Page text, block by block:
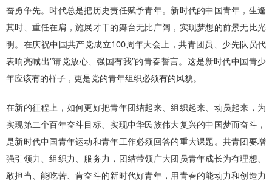
奋勇争先。时代总是把历史责任赋予青年。新时代的中国青年，生逢
其时、重任在肩，施展才干的舞台无比广阔，实现梦想的前景无比光
明。在庆祝中国共产党成立100周年大会上，共青团员、少先队员代
表响亮喊出“请党放心、强国有我”的青春誓言。这是新时代中国青少
年应该有的样子，更是党的青年组织必须有的风貌。
在新的征程上，如何更好把青年团结起来、组织起来、动员起来，为
实现第二个百年奋斗目标、实现中华民族伟大复兴的中国梦而奋斗，
是新时代中国青年运动和青年工作必须回答的重大课题。共青团要增
强引领力、组织力、服务力，团结带领广大团员青年成长为有理想、
敢担当、能吃苦、肯奋斗的新时代好青年，用青春的能动力和创造力